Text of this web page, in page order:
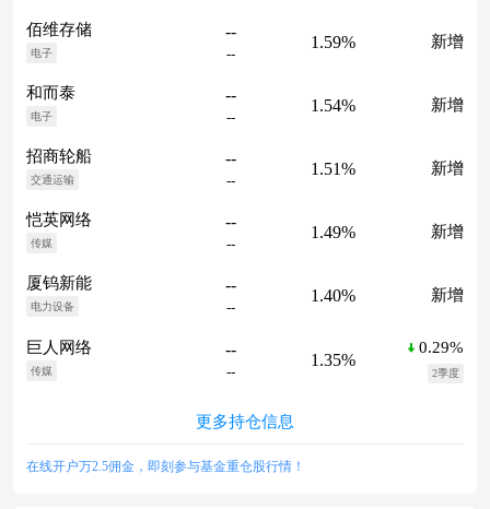
佰维存储
电子
--
--
1.59% 新增
和而泰
电子
--
--
1.54% 新增
招商轮船
交通运输
--
--
1.51% 新增
恺英网络
传媒
--
--
1.49% 新增
厦钨新能
电力设备
--
--
1.40% 新增
巨人网络
传媒
--
--
1.35%
0.29%
2季度
更多持仓信息
在线开户万2.5佣金，即刻参与基金重仓股行情！